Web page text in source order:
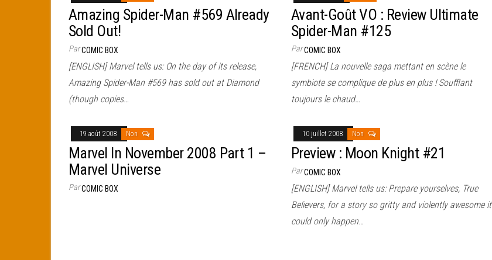
Amazing Spider-Man #569 Already
Sold Out!
ParCOMIC BOX
[ENGLISH] Marvel tells us: On the day of its release,
Amazing Spider-Man #569 has sold out at Diamond
(though copies…
Avant-Goût VO : Review Ultimate
Spider-Man #125
ParCOMIC BOX
[FRENCH] La nouvelle saga mettant en scène le
symbiote se complique de plus en plus ! Soufflant
toujours le chaud…
19 août 2008 Non
Marvel In November 2008 Part 1 –
Marvel Universe
ParCOMIC BOX
10 juillet 2008 Non
Preview : Moon Knight #21
ParCOMIC BOX
[ENGLISH] Marvel tells us: Prepare yourselves, True
Believers, for a story so gritty and violently awesome it
could only happen…